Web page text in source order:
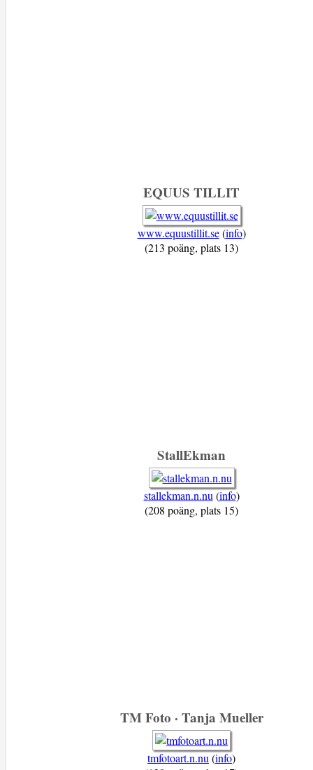
EQUUS TILLIT
www.equustillit.se(info)
(213 poäng, plats 13)
StallEkman
stallekman.n.nu (info)
(208 poäng, plats 15)
TM Foto · Tanja Mueller
tmfotoart.n.nu (info)